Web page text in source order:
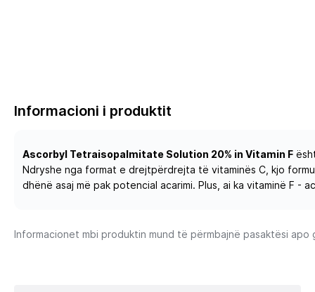
Informacioni i produktit
Ascorbyl Tetraisopalmitate Solution 20% in Vitamin F
Ndryshe nga format e drejtpërdrejta të vitaminës C, kjo
dhënë asaj më pak potencial acarimi. Plus, ai ka vitaminë F
Informacionet mbi produktin mund të përmbajnë pasaktësi